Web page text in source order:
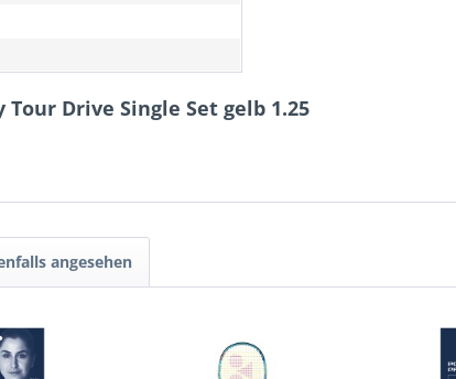
Drive Single Set gelb 1.25
angesehen